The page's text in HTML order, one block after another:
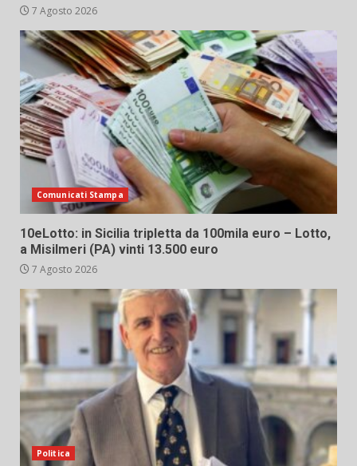
7 Agosto 2026
Comunicati Stampa
10eLotto: in Sicilia tripletta da 100mila euro – Lotto,
a Misilmeri (PA) vinti 13.500 euro
7 Agosto 2026
Politica